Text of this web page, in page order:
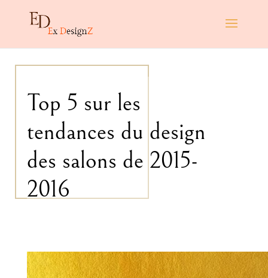
Top 5 sur les
tendances du design
des salons de 2015-
2016